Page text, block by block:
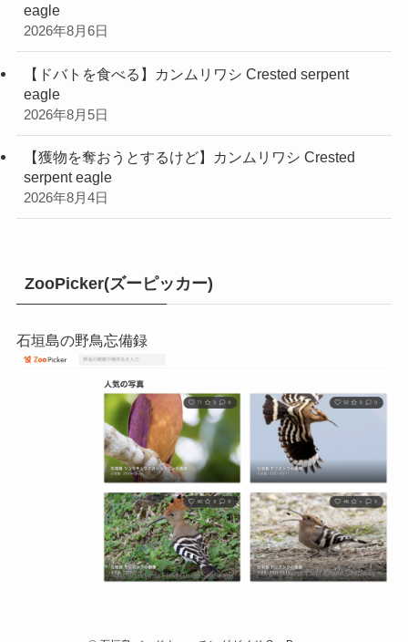
eagle
2026年8月6日
【ドバトを食べる】カンムリワシ Crested serpent
eagle
2026年8月5日
【獲物を奪おうとするけど】カンムリワシ Crested
serpent eagle
2026年8月4日
ZooPicker(ズーピッカー)
石垣島の野鳥忘備録